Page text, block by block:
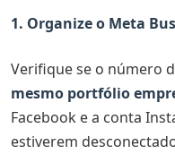
1. Organize o Meta
Verifique se o número
mesmo portfólio
Facebook e a conta
estiverem